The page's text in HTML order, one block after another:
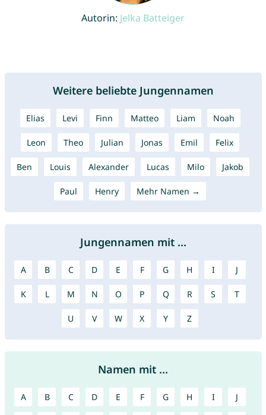
Autorin: Jelka Batteiger
Weitere beliebte Jungennamen
Elias Levi Finn Matteo Liam Noah
Leon Theo Julian Jonas Emil Felix
Ben Louis Alexander Lucas Milo Jakob
Paul Henry Mehr Namen →
Jungennamen mit ...
A B C D E F G H I J
K L M N O P Q R S T
U V W X Y Z
Namen mit ...
A B C D E F G H I J